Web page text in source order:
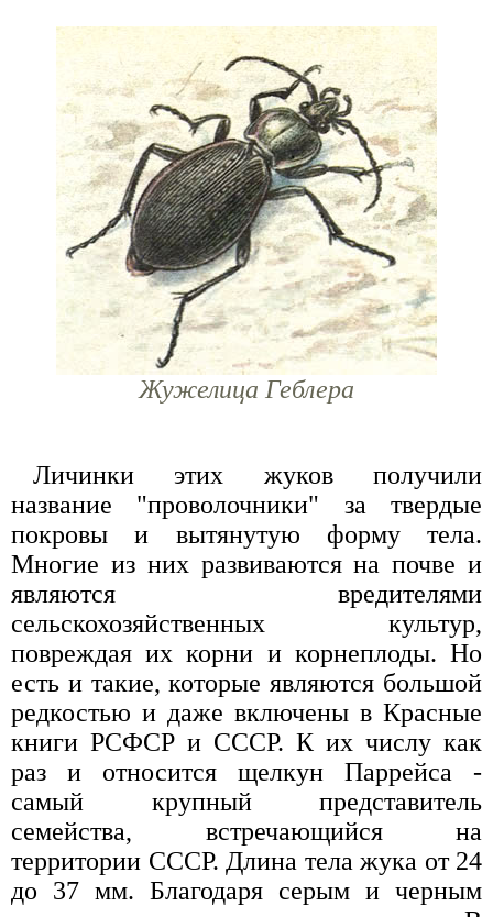
Жужелица Геблера
Личинки этих жуков получили
название "проволочники" за твердые
покровы и вытянутую форму тела.
Многие из них развиваются на почве и
являются вредителями
сельскохозяйственных культур,
повреждая их корни и корнеплоды. Но
есть и такие, которые являются большой
редкостью и даже включены в Красные
книги РСФСР и СССР. К их числу как
раз и относится щелкун Паррейса -
самый крупный представитель
семейства, встречающийся на
территории СССР. Длина тела жука от 24
до 37 мм. Благодаря серым и черным